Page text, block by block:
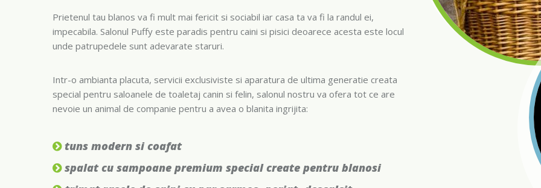
Prietenul tau blanos va fi mult mai fericit si sociabil iar casa ta va fi la randul ei,
impecabila. Salonul Puffy este paradis pentru caini si pisici deoarece acesta este locul
unde patrupedele sunt adevarate staruri.
Intr-o ambianta placuta, servicii exclusiviste si aparatura de ultima generatie creata
special pentru saloanele de toaletaj canin si felin, salonul nostru va ofera tot ce are
nevoie un animal de companie pentru a avea o blanita ingrijita:
tuns modern si coafat
spalat cu sampoane premium special create pentru blanosi